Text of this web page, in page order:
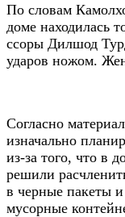
По словам
доме находилась
ссоры Дилшод
ударов ножом.
Согласно
изначально
из-за того, что в
решили
в черные пакеты
мусорные